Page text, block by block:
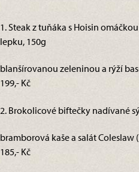
1. Steak z tuňáka s Hoisin
lepku, 150g
blanšírovanou zeleninou a rýží
199,- Kč
2. Brokolicové biftečky nadívané
bramborová kaše a salát Coleslaw
185,- Kč